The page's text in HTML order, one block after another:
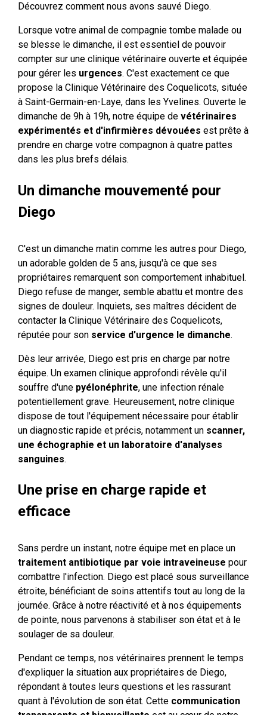
Découvrez comment nous avons sauvé Diego.
Lorsque votre animal de compagnie tombe malade ou
se blesse le dimanche, il est essentiel de pouvoir
compter sur une clinique vétérinaire ouverte et équipée
pour gérer les urgences. C'est exactement ce que
propose la Clinique Vétérinaire des Coquelicots, située
à Saint-Germain-en-Laye, dans les Yvelines. Ouverte le
dimanche de 9h à 19h, notre équipe de vétérinaires
expérimentés et d'infirmières dévouées est prête à
prendre en charge votre compagnon à quatre pattes
dans les plus brefs délais.
Un dimanche mouvementé pour
Diego
C'est un dimanche matin comme les autres pour Diego,
un adorable golden de 5 ans, jusqu'à ce que ses
propriétaires remarquent son comportement inhabituel.
Diego refuse de manger, semble abattu et montre des
signes de douleur. Inquiets, ses maîtres décident de
contacter la Clinique Vétérinaire des Coquelicots,
réputée pour son service d'urgence le dimanche.
Dès leur arrivée, Diego est pris en charge par notre
équipe. Un examen clinique approfondi révèle qu'il
souffre d'une pyélonéphrite, une infection rénale
potentiellement grave. Heureusement, notre clinique
dispose de tout l'équipement nécessaire pour établir
un diagnostic rapide et précis, notamment un scanner,
une échographie et un laboratoire d'analyses
sanguines.
Une prise en charge rapide et
efficace
Sans perdre un instant, notre équipe met en place un
traitement antibiotique par voie intraveineuse pour
combattre l'infection. Diego est placé sous surveillance
étroite, bénéficiant de soins attentifs tout au long de la
journée. Grâce à notre réactivité et à nos équipements
de pointe, nous parvenons à stabiliser son état et à le
soulager de sa douleur.
Pendant ce temps, nos vétérinaires prennent le temps
d'expliquer la situation aux propriétaires de Diego,
répondant à toutes leurs questions et les rassurant
quant à l'évolution de son état. Cette communication